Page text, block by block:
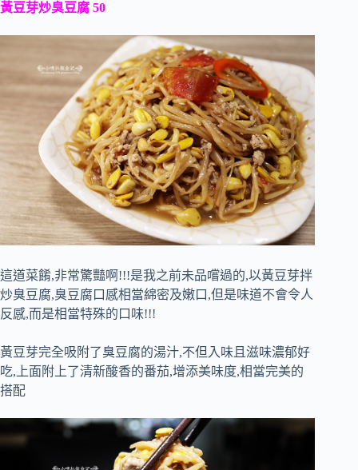
黃豆芽炒臭豆腐 50
這道菜餚,非常驚豔啊!!!是我之前未品嚐過的,以黃豆芽拌
炒臭豆腐,臭豆腐口感相當綿密及嫩口,但是味道不會令人
反感,而是相當特殊的口味!!!
黃豆芽完全吸附了臭豆腐的湯汁,不但入味且滋味濃郁好
吃,上面附上了清新酸香的番茄,增添美味度,相當完美的
搭配